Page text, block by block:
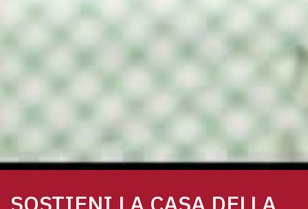
SOSTIENI LA CASA DELLA